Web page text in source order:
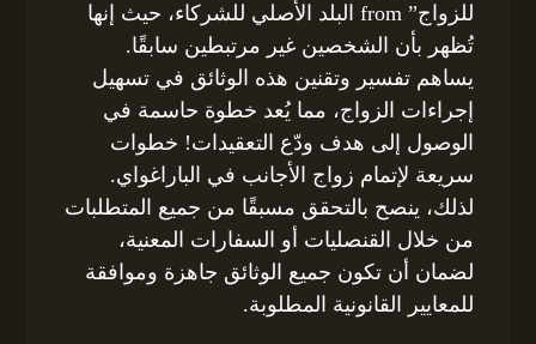
للزواج” from البلد الأصلي للشركاء، حيث إنها
تُظهر بأن الشخصين غير مرتبطين سابقًا.
يساهم تفسير وتقنين هذه الوثائق في تسهيل
إجراءات الزواج، مما يُعد خطوة حاسمة في
الوصول إلى هدف ودّع التعقيدات! خطوات
سريعة لإتمام زواج الأجانب في الباراغواي.
لذلك، ينصح بالتحقق مسبقًا من جميع المتطلبات
من خلال القنصليات أو السفارات المعنية،
لضمان أن تكون جميع الوثائق جاهزة وموافقة
للمعايير القانونية المطلوبة.